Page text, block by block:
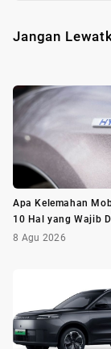
Jangan
Apa Kelemahan
10 Hal yang Wajib
Sebelum Membeli
8 Agu 2026